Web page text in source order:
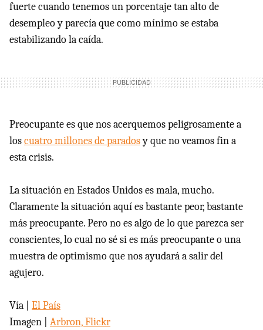
fuerte cuando tenemos un porcentaje tan alto de
desempleo y parecía que como mínimo se estaba
estabilizando la caída.
Preocupante es que nos acerquemos peligrosamente a
loscuatro millones de paradosy que no veamos fin a
esta crisis.
La situación en Estados Unidos es mala, mucho.
Claramente la situación aquí es bastante peor, bastante
más preocupante. Pero no es algo de lo que parezca ser
conscientes, lo cual no sé si es más preocupante o una
muestra de optimismo que nos ayudará a salir del
agujero.
Vía | El País
Imagen | Arbron, Flickr